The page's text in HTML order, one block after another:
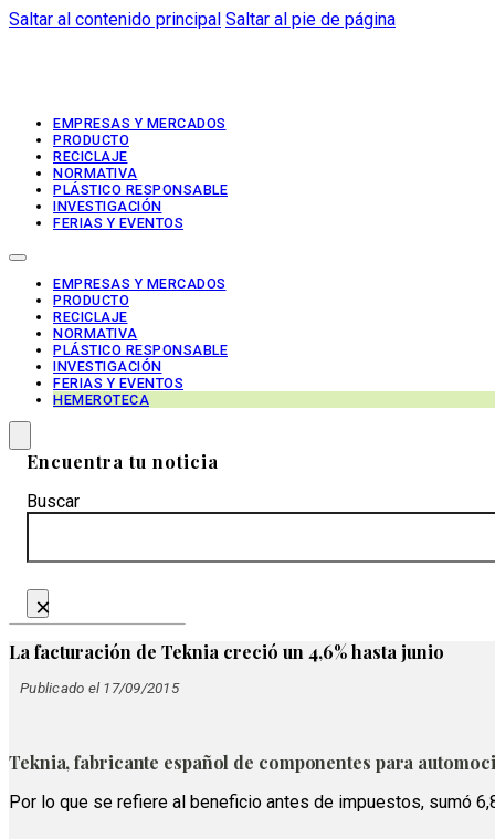
Saltar al contenido principal Saltar al pie de página
EMPRESAS Y MERCADOS
PRODUCTO
RECICLAJE
NORMATIVA
PLÁSTICO RESPONSABLE
INVESTIGACIÓN
FERIAS Y EVENTOS
EMPRESAS Y MERCADOS
PRODUCTO
RECICLAJE
NORMATIVA
PLÁSTICO RESPONSABLE
INVESTIGACIÓN
FERIAS Y EVENTOS
HEMEROTECA
Encuentra tu noticia
Buscar
×
La facturación de Teknia creció un 4,6% hasta junio
Publicado el 17/09/2015
Teknia, fabricante español de componentes para
Por lo que se refiere al beneficio antes de impuestos, sumó